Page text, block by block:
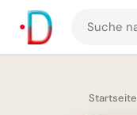
Suche
nach
und
Startseite